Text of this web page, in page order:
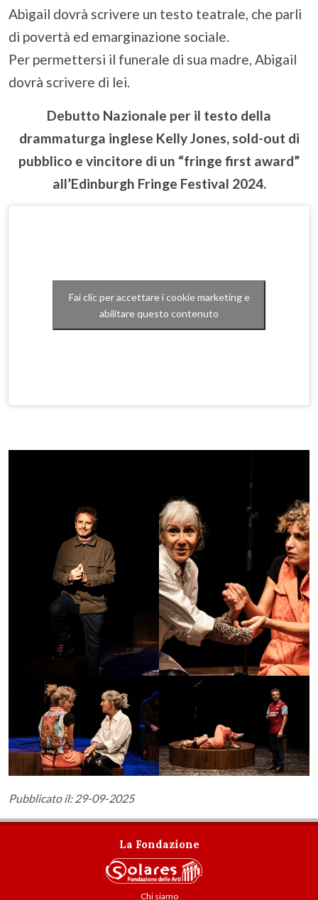
Abigail dovrà scrivere un testo teatrale, che parli
di povertà ed emarginazione sociale.
Per permettersi il funerale di sua madre, Abigail
dovrà scrivere di lei.
Debutto Nazionale per il testo della
drammaturga inglese Kelly Jones, sold-out di
pubblico e vincitore di un “fringe first award”
all’Edinburgh Fringe Festival 2024.
Fai clic per accettare i cookie marketing e
abilitare questo contenuto
Pubblicato il: 29-09-2025
La Fondazione
Chi siamo